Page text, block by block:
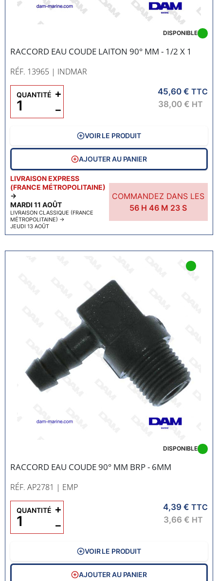
RACCORD EAU COUDE LAITON 90° MM - 1/2 X 1
RÉF. 13965 | INDMAR
LIVRAISON EXPRESS
(FRANCE MÉTROPOLITAINE)
→
MARDI 11 AOÛT
LIVRAISON CLASSIQUE (FRANCE
MÉTROPOLITAINE) →
JEUDI 13 AOÛT
COMMANDEZ DANS LES
56 H46 M 22 S
DISPONIBLE
45,60 € TTC
38,00 € HT
QUANTITÉ
−
+
VOIR LE PRODUIT
AJOUTER AU PANIER
RACCORD EAU COUDE 90° MM BRP - 6MM
RÉF. AP2781 | EMP
DISPONIBLE
4,39 € TTC
3,66 € HT
QUANTITÉ
−
+
VOIR LE PRODUIT
AJOUTER AU PANIER